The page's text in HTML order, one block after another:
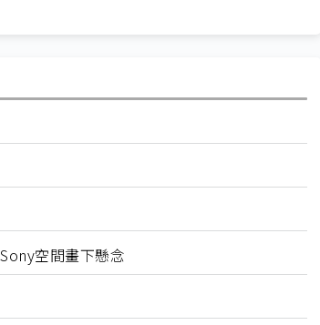
空間畫下懸念